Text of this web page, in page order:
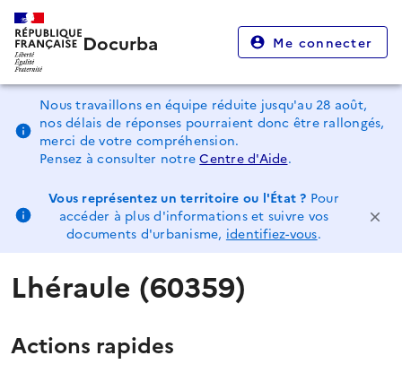
Docurba Me connecter
Nous travaillons en équipe réduite jusqu'au 28 août,
nos délais de réponses pourraient donc être rallongés,
merci de votre compréhension.
Pensez à consulter notreCentre d'Aide.
Vous représentez un territoire ou l'État ? Pour
accéder à plus d'informations et suivre vos
documents d'urbanisme, identifiez-vous.
Lhéraule (60359)
Actions rapides